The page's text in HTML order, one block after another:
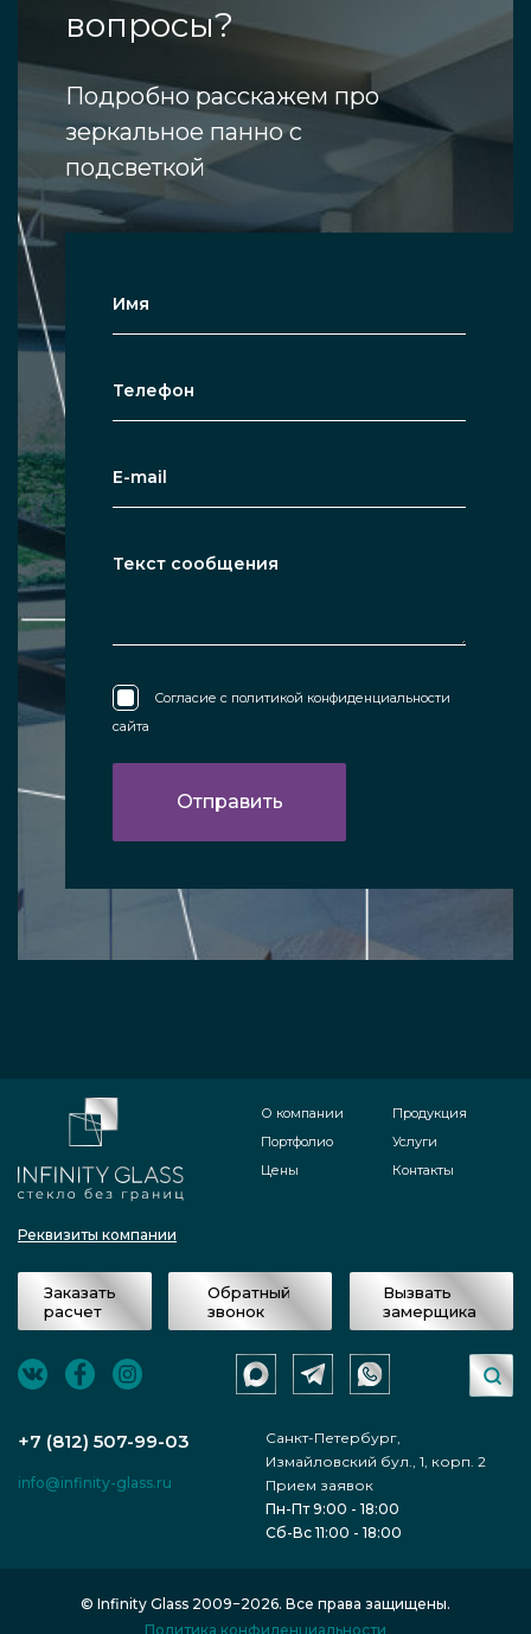
вопросы?
Подробно расскажем про
зеркальное панно с
подсветкой
Согласие с политикой конфиденциальности
сайта
Реквизиты компании
О компании
Портфолио
Цены
Продукция
Услуги
Контакты
Заказать
расчет
Обратный
звонок
Вызвать
замерщика
+7 (812) 507-99-03
Санкт-Петербург,
Измайловский бул., 1, корп. 2
info@infinity-glass.ru
Прием заявок
Пн-Пт 9:00 - 18:00
Сб-Вс 11:00 - 18:00
© Infinity Glass 2009−2026. Все права защищены.
Политика конфиденциальности